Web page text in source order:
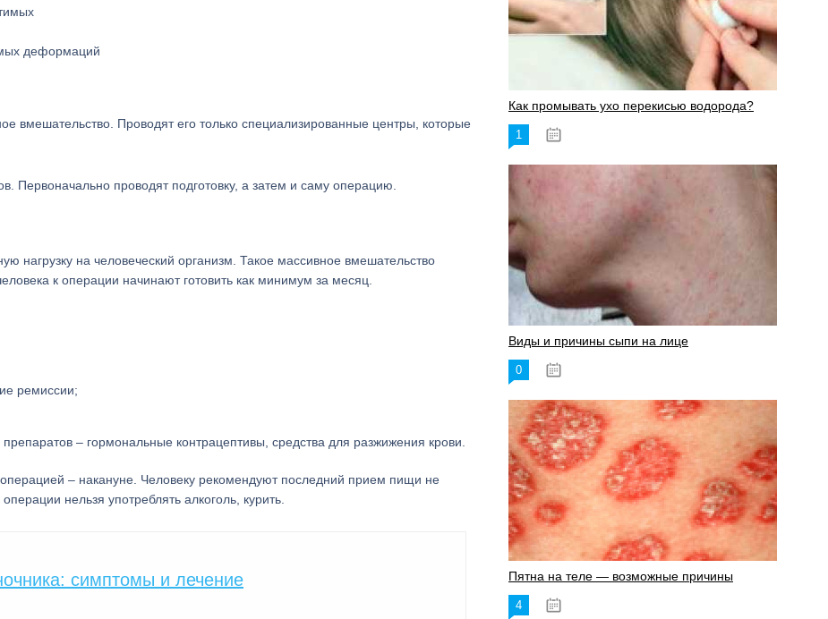
деформаций
вмешательство. Проводят его только специализированные центры, которые
Первоначально проводят подготовку, а затем и саму операцию.
нагрузку на человеческий организм. Такое массивное вмешательство
к операции начинают готовить как минимум за месяц.
ремиссии;
– гормональные контрацептивы, средства для разжижения крови.
– накануне. Человеку рекомендуют последний прием пищи не
нельзя употреблять алкоголь, курить.
симптомы и лечение
Как промывать ухо перекисью водорода?
1
Виды и причины сыпи на лице
0
Пятна на теле — возможные причины
4